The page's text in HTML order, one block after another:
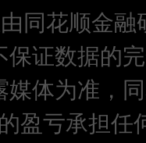
同花顺金
保证数据的
媒体为准，
盈亏承担任